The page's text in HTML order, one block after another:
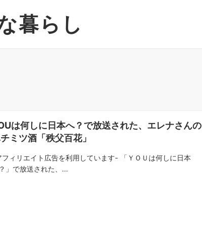
暮らし
は何しに日本へ？で放送された、エレナさんの
ミツ酒「秩父百花」
ィリエイト広告を利用しています- 「ＹＯＵは何しに日本
」で放送された、...